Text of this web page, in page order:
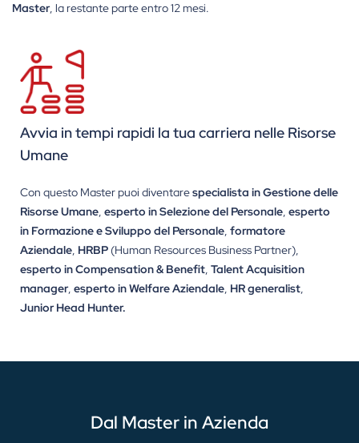
Master, la restante parte entro 12 mesi.
Avvia in tempi rapidi la tua carriera nelle Risorse
Umane
Con questo Master puoi diventarespecialista in Gestione delle
Risorse Umane, esperto in Selezione del Personale, esperto
in Formazione e Sviluppo del Personale, formatore
Aziendale, HRBP (Human Resources Business Partner),
esperto in Compensation & Benefit, Talent Acquisition
manager, esperto in Welfare Aziendale, HR generalist,
Junior Head Hunter.
Dal Master in Azienda